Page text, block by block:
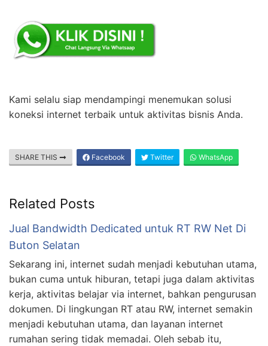
Kami selalu siap mendampingi menemukan solusi
koneksi internet terbaik untuk aktivitas bisnis Anda.
SHARE THIS Facebook Twitter WhatsApp
Related Posts
Jual Bandwidth Dedicated untuk RT RW Net Di
Buton Selatan
Sekarang ini, internet sudah menjadi kebutuhan utama,
bukan cuma untuk hiburan, tetapi juga dalam aktivitas
kerja, aktivitas belajar via internet, bahkan pengurusan
dokumen. Di lingkungan RT atau RW, internet semakin
menjadi kebutuhan utama, dan layanan internet
rumahan sering tidak memadai. Oleh sebab itu,